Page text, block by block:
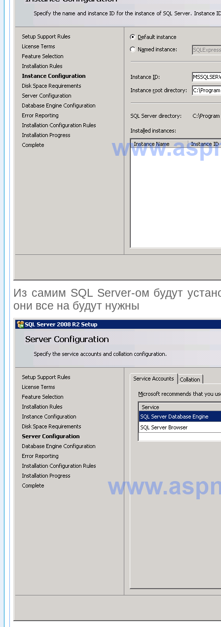
Из самим SQL Server-ом будут
они все на будут нужны